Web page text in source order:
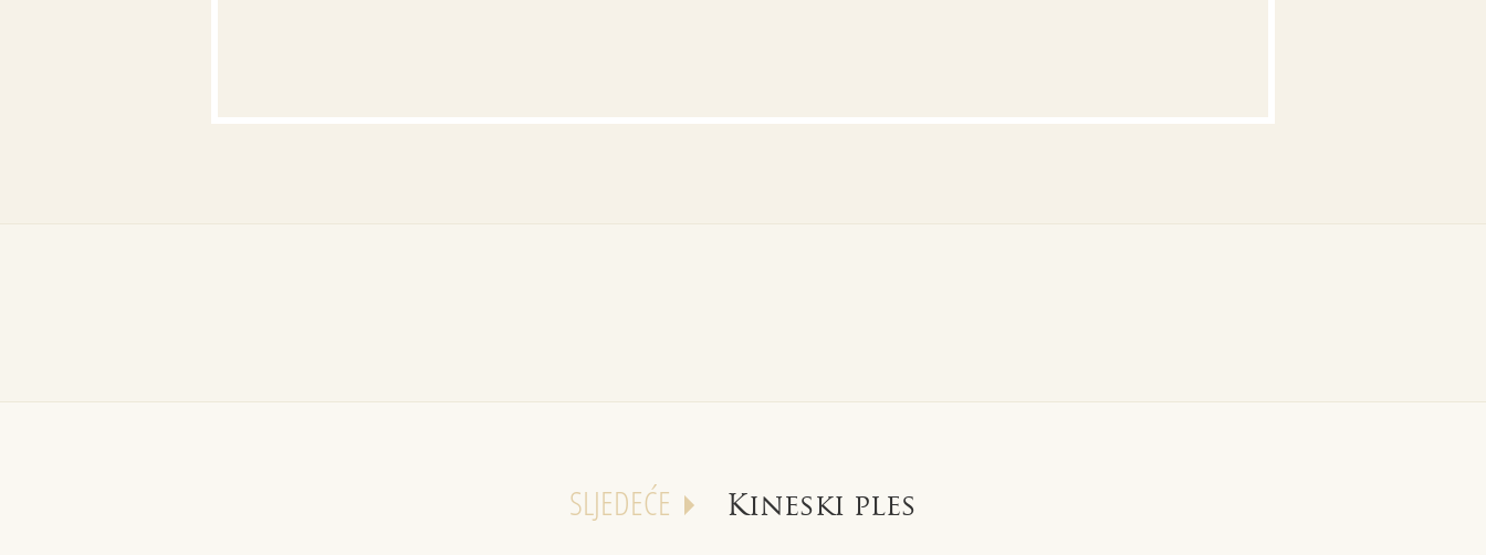
SLJEDEĆE Kineski ples